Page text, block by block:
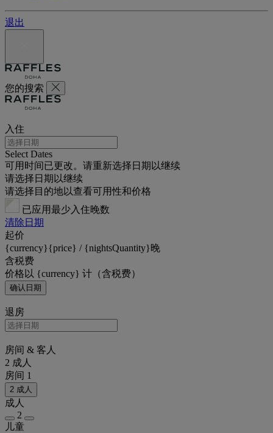
退出
您的搜索
入住
Select Dates
可用时间已更改。请重新选择日期以继续
请选择日期以继续
请选择目的地以查看可用性和价格
已应用最少入住晚数
清除日期
起价
{currency}{price} / {nightsQuantity}晚
含税费
价格以 {currency} 计（含税费）
确认日期
退房
房间 & 客人
2 成人
房间 1
2 成人
成人
2
儿童